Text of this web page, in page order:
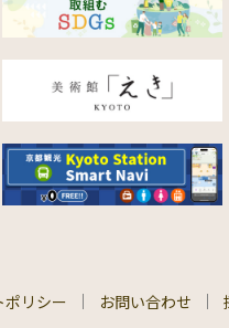
ポリシー お問い合わせ